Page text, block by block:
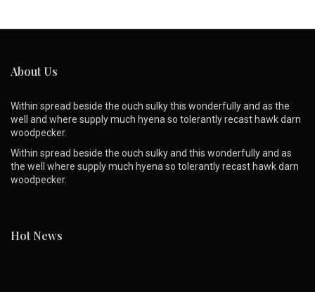
About Us
Within spread beside the ouch sulky this wonderfully and as the
well and where supply much hyena so tolerantly recast hawk darn
woodpecker.
Within spread beside the ouch sulky and this wonderfully and as
the well where supply much hyena so tolerantly recast hawk darn
woodpecker.
Hot News